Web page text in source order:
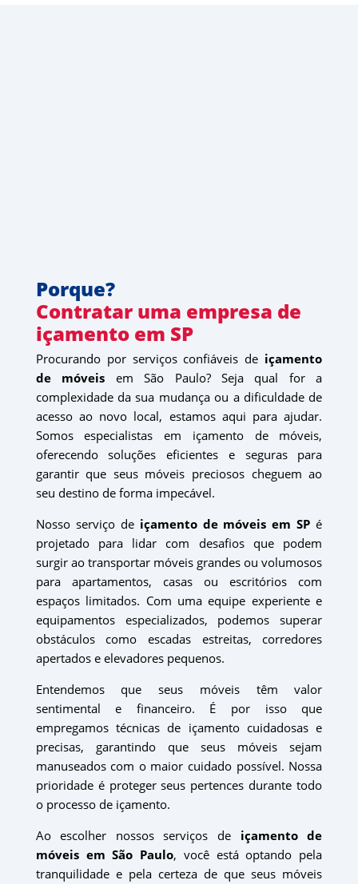
Porque?
Contratar uma empresa de
içamento em SP
Procurando por serviços confiáveis de içamento
de móveis em São Paulo? Seja qual for a
complexidade da sua mudança ou a dificuldade de
acesso ao novo local, estamos aqui para ajudar.
Somos especialistas em içamento de móveis,
oferecendo soluções eficientes e seguras para
garantir que seus móveis preciosos cheguem ao
seu destino de forma impecável.
Nosso serviço de içamento de móveis em SP é
projetado para lidar com desafios que podem
surgir ao transportar móveis grandes ou volumosos
para apartamentos, casas ou escritórios com
espaços limitados. Com uma equipe experiente e
equipamentos especializados, podemos superar
obstáculos como escadas estreitas, corredores
apertados e elevadores pequenos.
Entendemos que seus móveis têm valor
sentimental e financeiro. É por isso que
empregamos técnicas de içamento cuidadosas e
precisas, garantindo que seus móveis sejam
manuseados com o maior cuidado possível. Nossa
prioridade é proteger seus pertences durante todo
o processo de içamento.
Ao escolher nossos serviços de içamento de
móveis em São Paulo, você está optando pela
tranquilidade e pela certeza de que seus móveis